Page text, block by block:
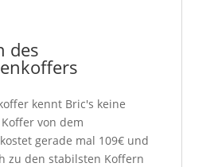
des
kennt Bric's keine
von dem
gerade mal 109€ und
zu den stabilsten Koffern